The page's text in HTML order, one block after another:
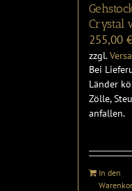
Crystal
255,00 €
zzgl.
Bei
Länder
Zölle,
anfallen.
In den